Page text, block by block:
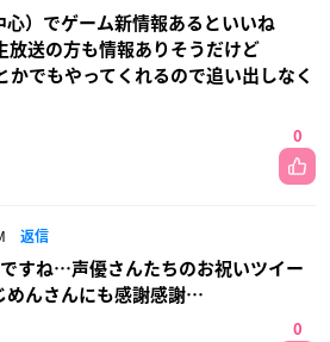
）でゲーム新情報あるといいね
放送の方も情報ありそうだけど
でもやってくれるので追い出しなく
0
返信
すね…声優さんたちのお祝いツイー
めんさんにも感謝感謝…
0